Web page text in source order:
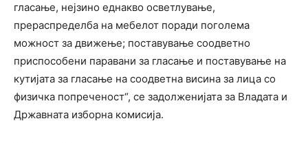
гласање, нејзино еднакво осветлување,
прераспределба на мебелот поради поголема
можност за движење; поставување соодветно
приспособени паравани за гласање и поставување на
кутијата за гласање на соодветна висина за лица со
физичка попреченост“, се задолженијата за Владата и
Државната изборна комисија.